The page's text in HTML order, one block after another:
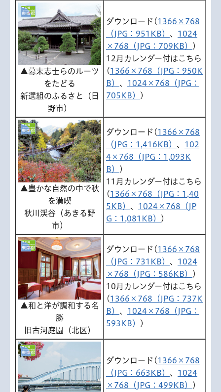
▲幕末志士らのルーツ
をたどる
新選組のふるさと（日
野市）
ダウンロード(1366×768
（JPG：951KB） 、 1024
×768（JPG：709KB）
)
12月カレンダー付はこちら
(1366×768（JPG：950K
B） 、 1024×768（JPG：
705KB）
)
▲豊かな自然の中で秋
を満喫
秋川渓谷（あきる野
市）
ダウンロード(1366×768
（JPG：1,416KB） 、 102
4×768（JPG：1,093K
B）
)
11月カレンダー付はこちら
(1366×768（JPG：1,40
5KB） 、 1024×768（JP
G：1,081KB）
)
▲和と洋が調和する名
勝
旧古河庭園（北区）
ダウンロード(1366×768
（JPG：731KB） 、 1024
×768（JPG：586KB）
)
10月カレンダー付はこちら
(1366×768（JPG：737K
B） 、 1024×768（JPG：
593KB）
)
ダウンロード(1366×768
（JPG：663KB） 、 1024
×768（JPG：499KB）
)